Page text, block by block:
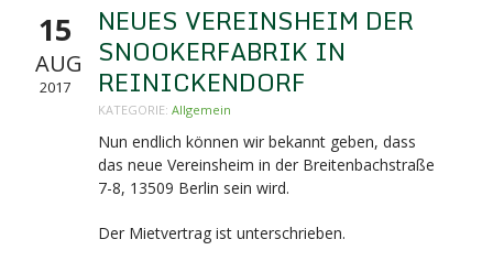
15
AUG
2017
NEUES VEREINSHEIM DER
SNOOKERFABRIK IN
REINICKENDORF
KATEGORIE: Allgemein
Nun endlich können wir bekannt geben, dass
das neue Vereinsheim in der Breitenbachstraße
7-8, 13509 Berlin sein wird.
Der Mietvertrag ist unterschrieben.